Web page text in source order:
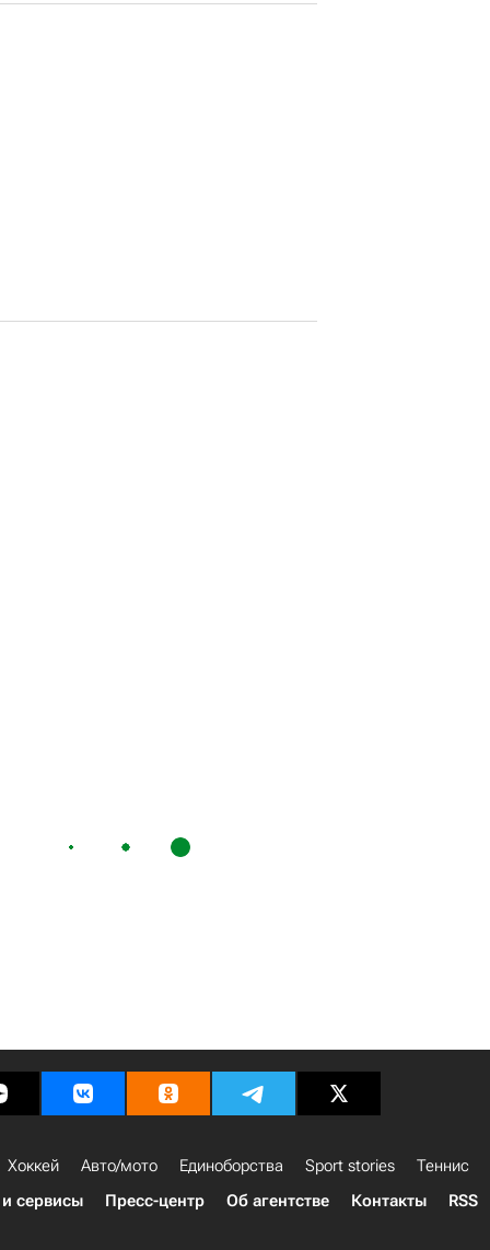
Хоккей Авто/мото Единоборства Sport stories Теннис
сервисы Пресс-центр Об агентстве Контакты RSS